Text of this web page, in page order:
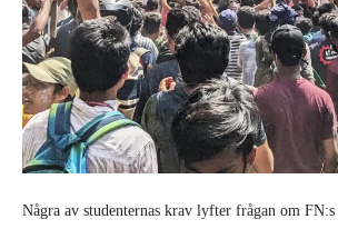
Några av studenternas krav lyfter frågan om